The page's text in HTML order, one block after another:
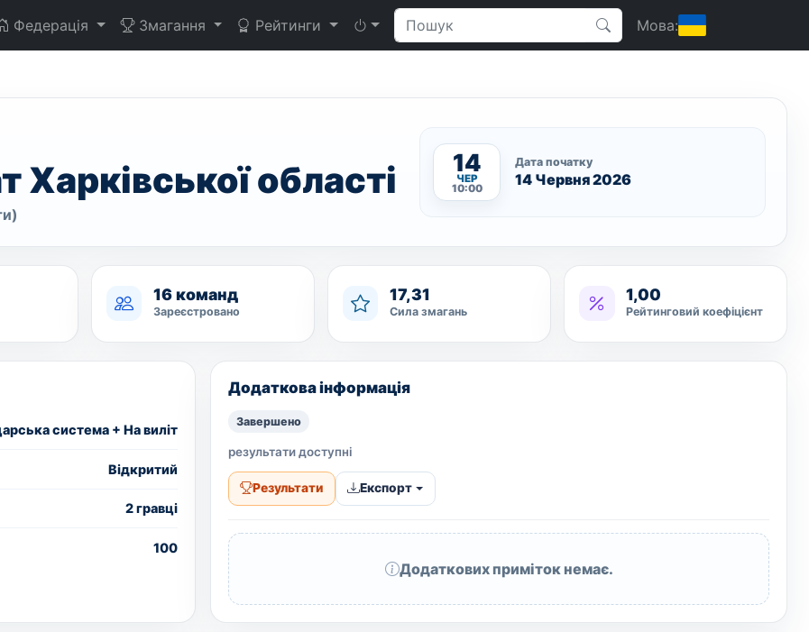
Федерація Змагання Рейтинги Мова:
Харківської області 14
ЧЕР
10:00
Дата початку
14 Червня 2026
16 команд
Зареєстровано
17,31
Сила змагань
1,00
Рейтинговий коефіцієнт
система + На виліт
Вiдкритий
2 гравці
100
Додаткова інформація
Завершено
результати доступні
Результати Експорт
Додаткових приміток немає.